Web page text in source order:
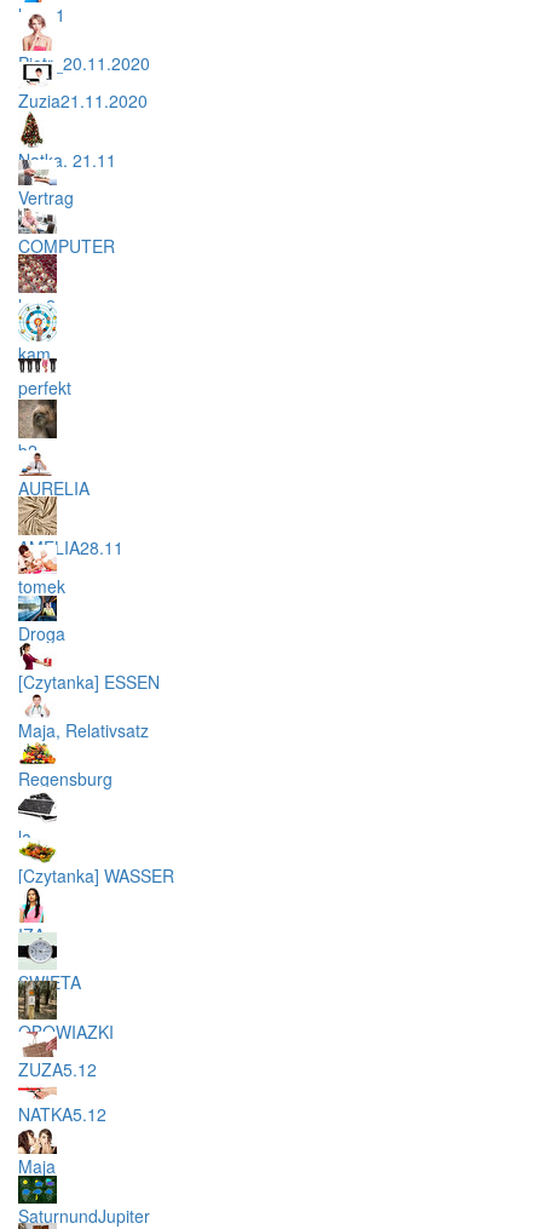
hac_1
Piotr_20.11.2020
Zuzia21.11.2020
Natka. 21.11
Vertrag
COMPUTER
hac2
kam
perfekt
b2
AURELIA
AMELIA28.11
tomek
Droga
[Czytanka] ESSEN
Maja, Relativsatz
Regensburg
la
[Czytanka] WASSER
IZA
SWIETA
OBOWIAZKI
ZUZA5.12
NATKA5.12
Maja
SaturnundJupiter